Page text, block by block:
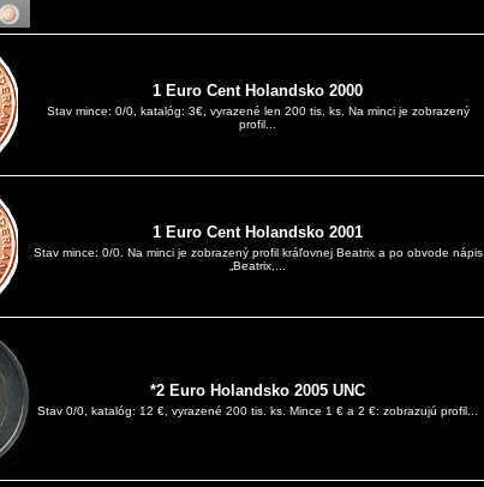
1 Euro Cent Holandsko 2000
Stav mince: 0/0, katalóg: 3€, vyrazené len 200 tis. ks. Na minci je zobrazený
profil...
1 Euro Cent Holandsko 2001
Stav mince: 0/0. Na minci je zobrazený profil kráľovnej Beatrix a po obvode nápis
„Beatrix,...
*2 Euro Holandsko 2005 UNC
Stav 0/0, katalóg: 12 €, vyrazené 200 tis. ks. Mince 1 € a 2 €: zobrazujú profil...